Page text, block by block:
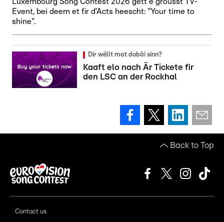
Event, bei deem et fir d’Acts heescht: "Your time to
shine".
Dir wëllt mat dobäi sinn?
Kaaft elo nach Är Tickete fir
den LSC an der Rockhal
Back to Top
Contact us